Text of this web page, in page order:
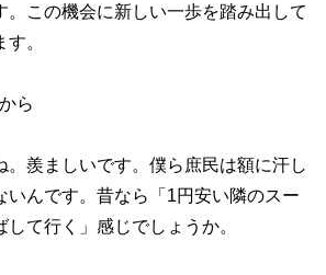
。この機会に新しい一歩を踏み出して
。
ら
。羨ましいです。僕ら庶民は額に汗し
いんです。昔なら「1円安い隣のスー
て行く」感じでしょうか。